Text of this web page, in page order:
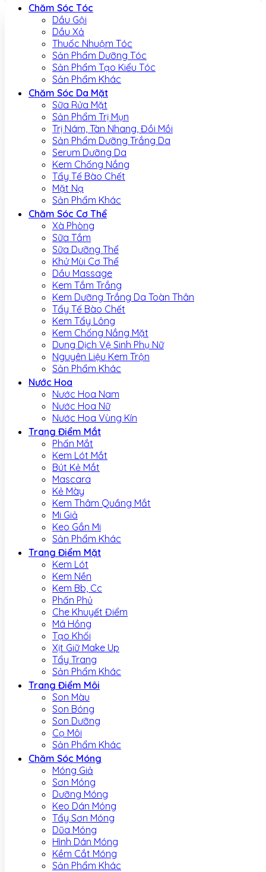
Chăm Sóc Tóc
Dầu Gội
Dầu Xả
Thuốc Nhuộm Tóc
Sản Phẩm Dưỡng Tóc
Sản Phẩm Tạo Kiểu Tóc
Sản Phẩm Khác
Chăm Sóc Da Mặt
Sữa Rửa Mặt
Sản Phẩm Trị Mụn
Trị Nám, Tàn Nhang, Đồi Mồi
Sản Phẩm Dưỡng Trắng Da
Serum Dưỡng Da
Kem Chống Nắng
Tẩy Tế Bào Chết
Mặt Nạ
Sản Phẩm Khác
Chăm Sóc Cơ Thể
Xà Phòng
Sữa Tắm
Sữa Dưỡng Thể
Khử Mùi Cơ Thể
Dầu Massage
Kem Tắm Trắng
Kem Dưỡng Trắng Da Toàn Thân
Tẩy Tế Bào Chết
Kem Tẩy Lông
Kem Chống Nắng Mặt
Dung Dịch Vệ Sinh Phụ Nữ
Nguyên Liệu Kem Trộn
Sản Phẩm Khác
Nước Hoa
Nước Hoa Nam
Nước Hoa Nữ
Nước Hoa Vùng Kín
Trang Điểm Mắt
Phấn Mắt
Kem Lót Mắt
Bút Kẻ Mắt
Mascara
Kẻ Mày
Kem Thâm Quầng Mắt
Mi Giả
Keo Gắn Mi
Sản Phẩm Khác
Trang Điểm Mặt
Kem Lót
Kem Nền
Kem Bb, Cc
Phấn Phủ
Che Khuyết Điểm
Má Hồng
Tạo Khối
Xịt Giữ Make Up
Tẩy Trang
Sản Phẩm Khác
Trang Điểm Môi
Son Màu
Son Bóng
Son Dưỡng
Cọ Môi
Sản Phẩm Khác
Chăm Sóc Móng
Móng Giả
Sơn Móng
Dưỡng Móng
Keo Dán Móng
Tẩy Sơn Móng
Dũa Móng
Hình Dán Móng
Kềm Cắt Móng
Sản Phẩm Khác